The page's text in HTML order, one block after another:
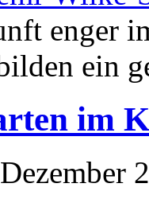
enger
ein
im